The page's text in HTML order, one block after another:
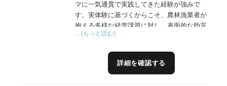
マに一気通貫で実践してきた経験が強みで
す。実体験に基づくからこそ、農林漁業者が
抱える多様な経営課題に対し、表面的な助言
に終始しない「現場に即した伴走支援」が可
これまで培った体系的なマーケティングの知
見を活かし、地域事業者と共に商品のリブラ
…(もっと読む)
詳細を確認する